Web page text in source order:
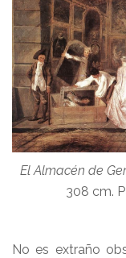
El Almacén de
308 cm.
No es extraño